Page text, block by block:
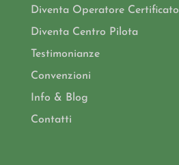
Diventa Operatore Certificato
Diventa Centro Pilota
Testimonianze
Convenzioni
Info & Blog
Contatti